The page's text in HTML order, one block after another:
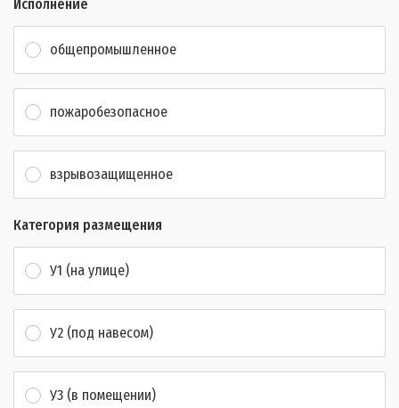
Исполнение
общепромышленное
пожаробезопасное
взрывозащищенное
Категория размещения
У1 (на улице)
У2 (под навесом)
У3 (в помещении)